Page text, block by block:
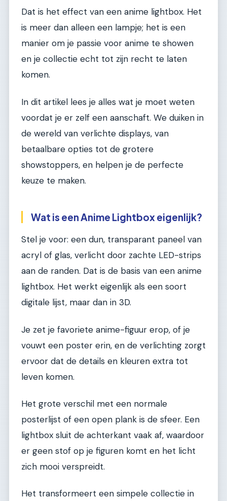
Dat is het effect van een anime lightbox. Het
is meer dan alleen een lampje; het is een
manier om je passie voor anime te showen
en je collectie echt tot zijn recht te laten
komen.
In dit artikel lees je alles wat je moet weten
voordat je er zelf een aanschaft. We duiken in
de wereld van verlichte displays, van
betaalbare opties tot de grotere
showstoppers, en helpen je de perfecte
keuze te maken.
Wat is een Anime Lightbox eigenlijk?
Stel je voor: een dun, transparant paneel van
acryl of glas, verlicht door zachte LED-strips
aan de randen. Dat is de basis van een anime
lightbox. Het werkt eigenlijk als een soort
digitale lijst, maar dan in 3D.
Je zet je favoriete anime-figuur erop, of je
vouwt een poster erin, en de verlichting zorgt
ervoor dat de details en kleuren extra tot
leven komen.
Het grote verschil met een normale
posterlijst of een open plank is de sfeer. Een
lightbox sluit de achterkant vaak af, waardoor
er geen stof op je figuren komt en het licht
zich mooi verspreidt.
Het transformeert een simpele collectie in